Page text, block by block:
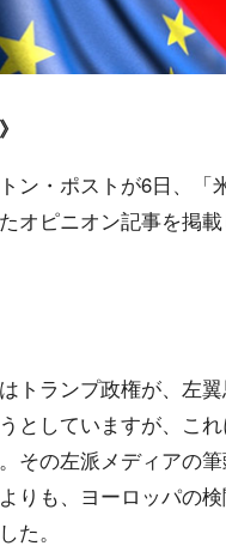
ン・ポストが6日、「
オピニオン記事を掲
トランプ政権が、左
としていますが、こ
その左派メディアの
よりも、ヨーロッパの
た。